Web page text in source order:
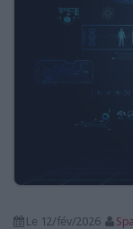
L'ESPACE EMPLOI
L'ANNUAIRE DES
LES SUPPLÉMENTS
Le 12/fév/2026